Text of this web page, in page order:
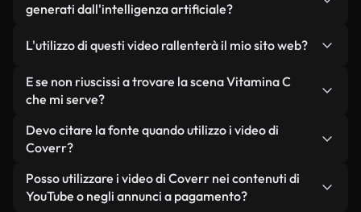
generati dall'intelligenza artificiale?
da filmati reali, girati da persone, relativi a
Vitamina C, e da video generati dall'intelligenza
artificiale. Ogni video è chiaramente etichettato,
L'utilizzo di questi video rallenterà il mio sito web?
Non se scegli le nostre versioni ottimizzate.
Offriamo formati leggeri e pronti per il web,
mantengono alta la qualità, riducono al minimo i
tempi di caricamento e migliorano parametri
come LCP.
E se non riuscissi a trovare la scena Vitamina C
che mi serve?
Puoi crearne uno all'istante utilizzando Coverr AI
Studio. Ti basta descrivere la scena, ad esempio
pochi secondi un video personalizzato in
conformità con i nostri standard di licenza.
Devo citare la fonte quando utilizzo i video di
Coverr?
Non è richiesto alcun riconoscimento dell'autore.
Tutti i video presenti nella nostra libreria sono
Posso utilizzare i video di Coverr nei contenuti di
YouTube o negli annunci a pagamento?